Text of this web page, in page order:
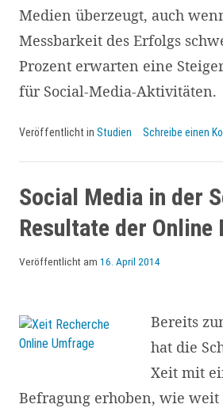
Medien überzeugt, auch
Messbarkeit des Erfolgs
Prozent erwarten eine
für Social-Media-Aktivitäten.
Veröffentlicht in Studien Schreibe einen
Social Media in der
Resultate der Online
Veröffentlicht am 16. April 2014
Bereits
hat die
Xeit mit
Befragung erhoben, wie weit